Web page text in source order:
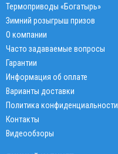
Термоприводы «Богатырь»
Зимний розыгрыш призов
О компании
Часто задаваемые вопросы
Гарантии
Информация об оплате
Варианты доставки
Политика конфиденциальности
Контакты
Видеообзоры